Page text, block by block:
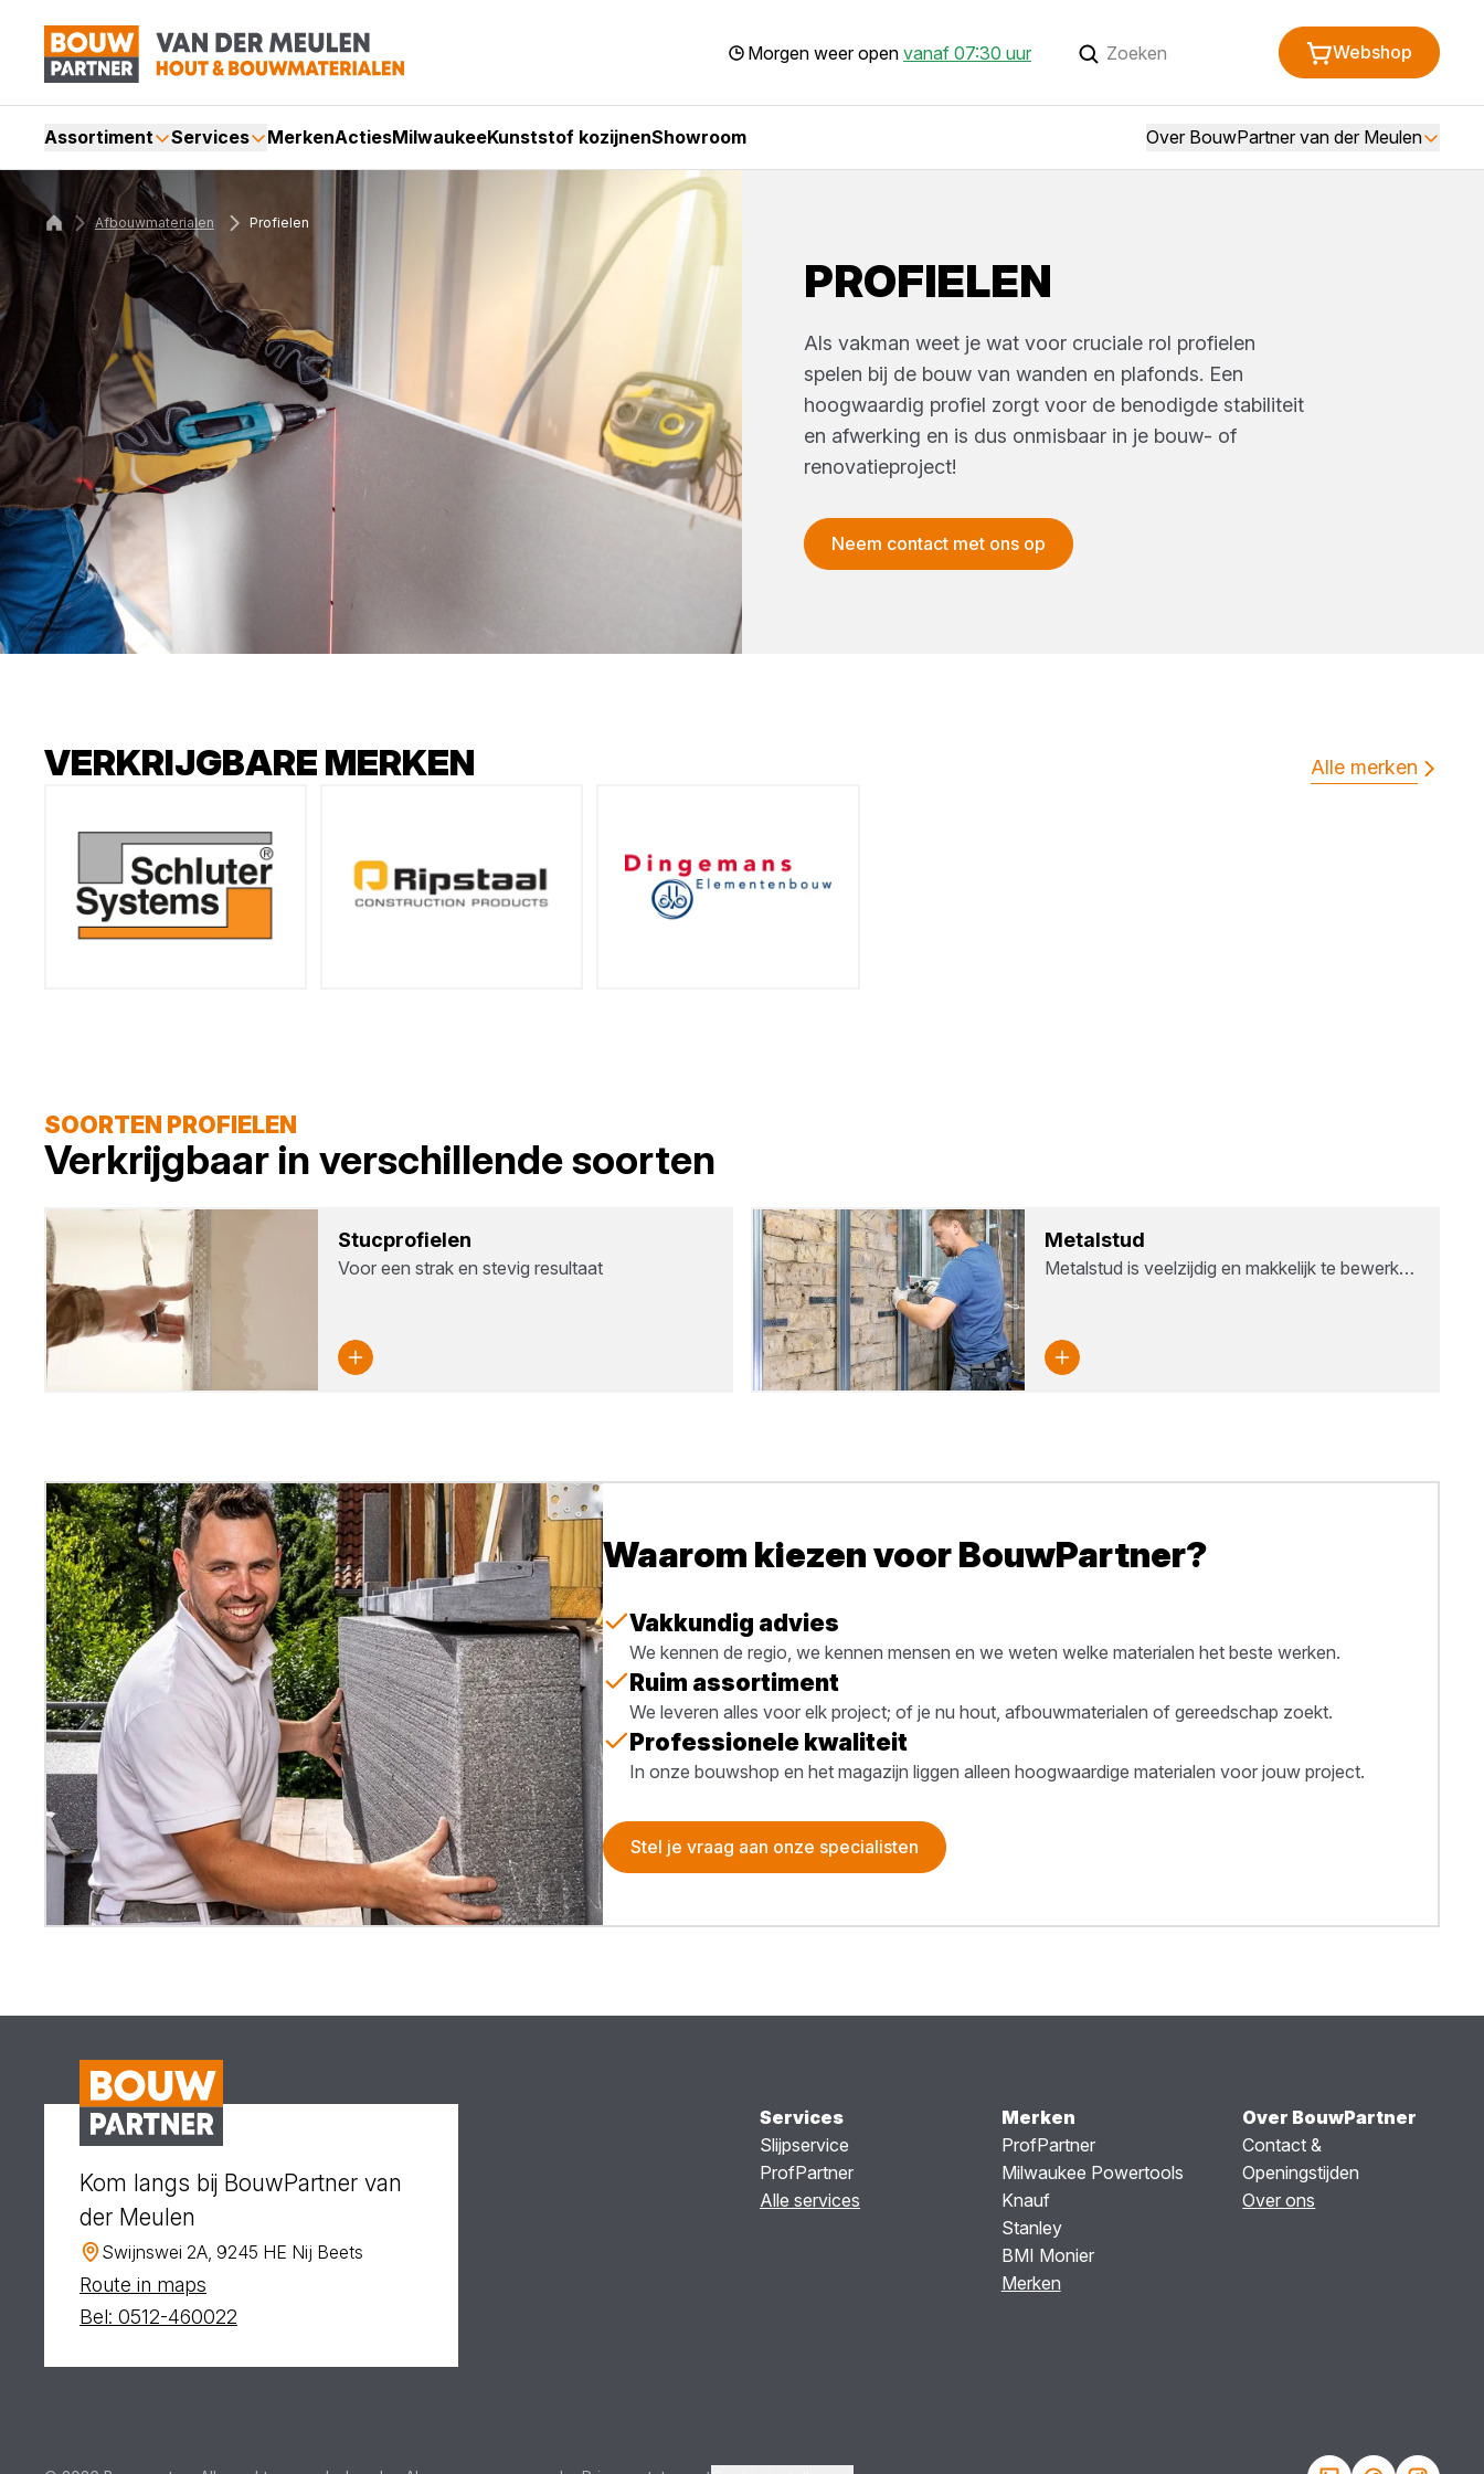
Morgen weer open vanaf 07:30 uur Webshop
Assortiment Services MerkenActiesMilwaukeeKunststof kozijnenShowroom Over BouwPartner van der Meulen
PROFIELEN
Als vakman weet je wat voor cruciale rol profielen
spelen bij de bouw van wanden en plafonds. Een
hoogwaardig profiel zorgt voor de benodigde stabiliteit
en afwerking en is dus onmisbaar in je bouw- of
renovatieproject!
Neem contact met ons op
Afbouwmaterialen Profielen
VERKRIJGBARE MERKEN Alle merken
SOORTEN PROFIELEN
Verkrijgbaar in verschillende soorten
Stuc­pro­fie­len
Voor een strak en stevig resultaat
Metal­stud
Metalstud is veelzijdig en makkelijk te bewerk…
Waarom kiezen voor BouwPartner?
Vakkundig advies
We kennen de regio, we kennen mensen en we weten welke materialen het beste werken.
Ruim assortiment
We leveren alles voor elk project; of je nu hout, afbouwmaterialen of gereedschap zoekt.
Professionele kwaliteit
In onze bouwshop en het magazijn liggen alleen hoogwaardige materialen voor jouw project.
Stel je vraag aan onze specialisten
Kom langs bij BouwPartner van
der Meulen
Swijnswei 2A, 9245 HE Nij Beets
Route in maps
Bel: 0512-460022
Services
Slijpservice
ProfPartner
Alle services
Merken
ProfPartner
Milwaukee Powertools
Knauf
Stanley
BMI Monier
Merken
Over BouwPartner
Contact &
Openingstijden
Over ons